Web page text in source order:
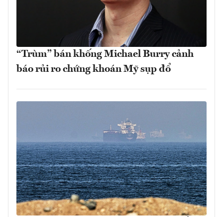
“Trùm” bán khống Michael Burry cảnh
báo rủi ro chứng khoán Mỹ sụp đổ